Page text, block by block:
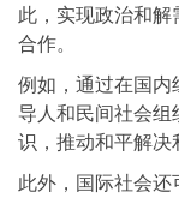
此，实现政治和
合作。
例如，通过在国
导人和民间社会
识，推动和平解决
此外，国际社会